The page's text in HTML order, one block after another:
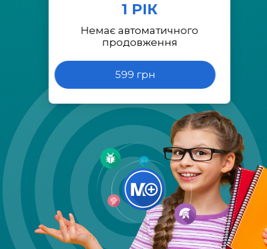
1 РІК
Немає автоматичного
продовження
599 грн